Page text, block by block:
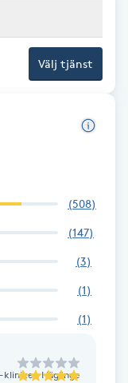
Välj tjänst
(508)
(147)
(3)
(1)
(1)
kliniken Häglinge